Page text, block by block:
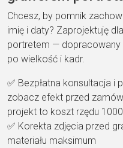
Chcesz, by pomnik
imię i daty? Zaprojektuję
portretem —
po wielkość i kadr.
✅ Bezpłatna konsultacja i
zobacz efekt przed
projekt to koszt rzędu 1000
✅ Korekta zdjęcia przed
materiału maksimum